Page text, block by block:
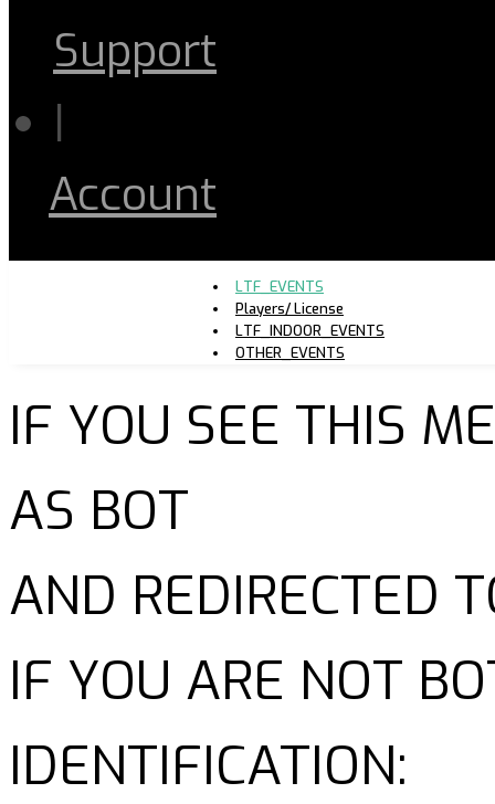
Support
|
Account
LTF_EVENTS
Players/ License
LTF_INDOOR_EVENTS
OTHER_EVENTS
IF YOU SEE THIS
AS BOT
AND REDIRECTED
IF YOU ARE NOT
IDENTIFICATION: